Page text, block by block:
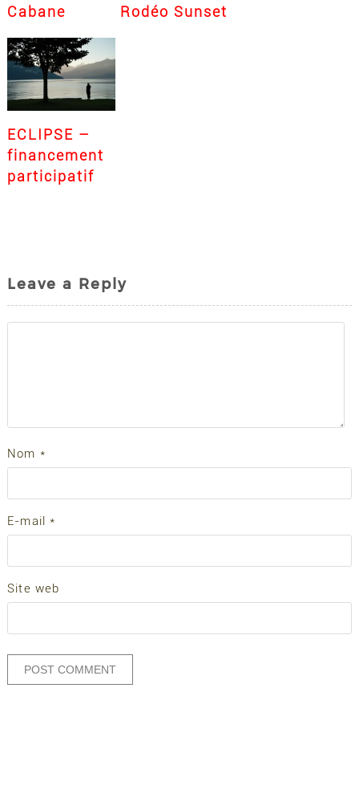
Cabane
Rodéo Sunset
ECLIPSE –
financement
participatif
Leave a Reply
Nom *
E-mail*
Site web